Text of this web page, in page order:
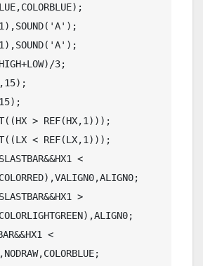
3;
> REF(HX,1)));
< REF(LX,1)));
<
>
<